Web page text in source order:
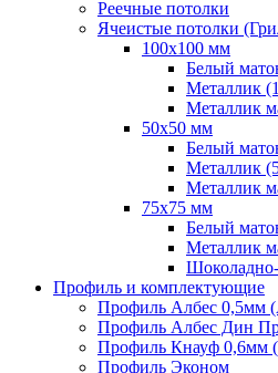
Реечные потолки
Ячеистые потолки
100х100 мм
Белый
Металлик
Металлик
50х50 мм
Белый
Металлик
Металлик
75х75 мм
Белый
Металлик
Профиль и комплектующие
Профиль Албес 0,5мм
Профиль Албес Дин
Профиль Кнауф 0,6мм
Профиль Эконом